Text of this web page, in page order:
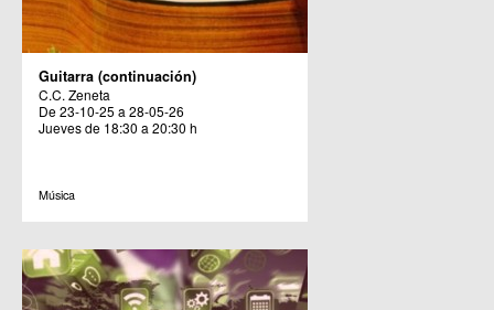
Guitarra (continuación)
C.C. Zeneta
De 23-10-25 a 28-05-26
Jueves de 18:30 a 20:30 h
Música